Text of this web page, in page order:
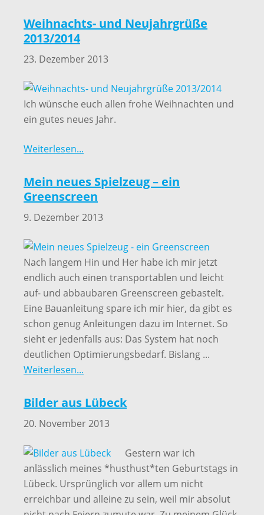
Weihnachts- und Neujahrgrüße
2013/2014
23. Dezember 2013
Ich wünsche euch allen frohe Weihnachten und
ein gutes neues Jahr.
Weiterlesen...
Mein neues Spielzeug – ein
Greenscreen
9. Dezember 2013
Nach langem Hin und Her habe ich mir jetzt
endlich auch einen transportablen und leicht
auf- und abbaubaren Greenscreen gebastelt.
Eine Bauanleitung spare ich mir hier, da gibt es
schon genug Anleitungen dazu im Internet. So
sieht er jedenfalls aus: Das System hat noch
deutlichen Optimierungsbedarf. Bislang ...
Weiterlesen...
Bilder aus Lübeck
20. November 2013
Gestern war ich
anlässlich meines *husthust*ten Geburtstags in
Lübeck. Ursprünglich vor allem um nicht
erreichbar und alleine zu sein, weil mir absolut